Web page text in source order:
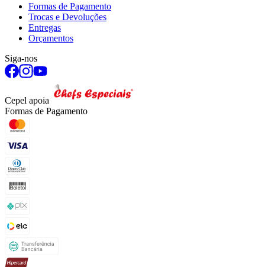
Formas de Pagamento
Trocas e Devoluções
Entregas
Orçamentos
Siga-nos
Cepel apoia
Formas de Pagamento